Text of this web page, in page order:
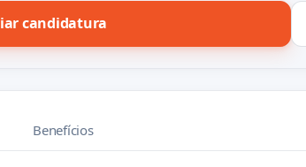
candidatura
Benefícios